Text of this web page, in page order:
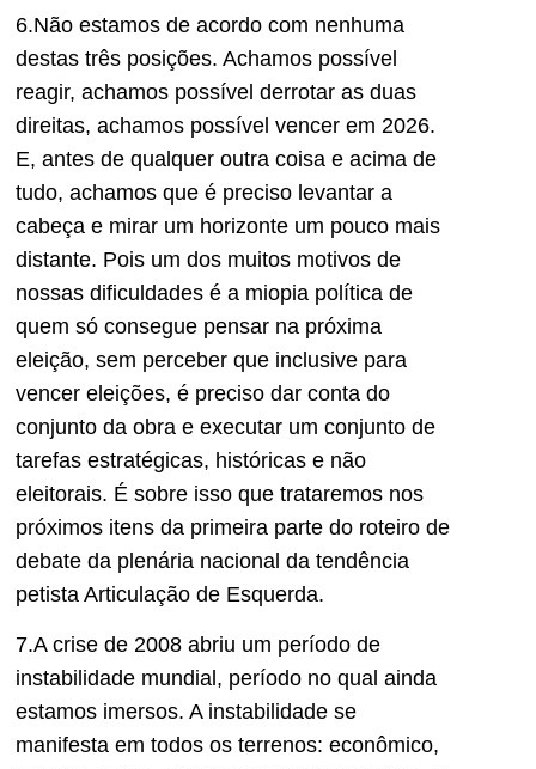
6.Não estamos de acordo com nenhuma
destas três posições. Achamos possível
reagir, achamos possível derrotar as duas
direitas, achamos possível vencer em 2026.
E, antes de qualquer outra coisa e acima de
tudo, achamos que é preciso levantar a
cabeça e mirar um horizonte um pouco mais
distante. Pois um dos muitos motivos de
nossas dificuldades é a miopia política de
quem só consegue pensar na próxima
eleição, sem perceber que inclusive para
vencer eleições, é preciso dar conta do
conjunto da obra e executar um conjunto de
tarefas estratégicas, históricas e não
eleitorais. É sobre isso que trataremos nos
próximos itens da primeira parte do roteiro de
debate da plenária nacional da tendência
petista Articulação de Esquerda.
7.A crise de 2008 abriu um período de
instabilidade mundial, período no qual ainda
estamos imersos. A instabilidade se
manifesta em todos os terrenos: econômico,